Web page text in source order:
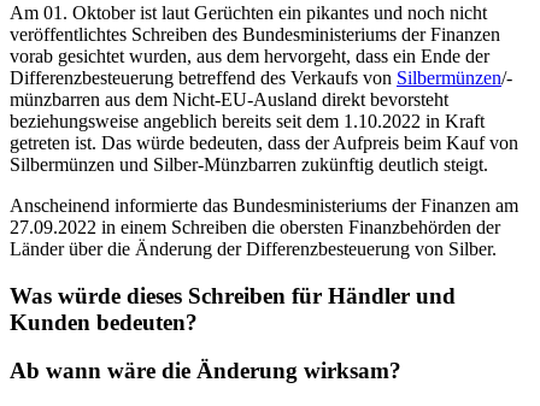
Am 01. Oktober ist laut Gerüchten ein pikantes und noch nicht
veröffentlichtes Schreiben des Bundesministeriums der Finanzen
vorab gesichtet wurden, aus dem hervorgeht, dass ein Ende der
Differenzbesteuerung betreffend des Verkaufs von Silbermünzen/-
münzbarren aus dem Nicht-EU-Ausland direkt bevorsteht
beziehungsweise angeblich bereits seit dem 1.10.2022 in Kraft
getreten ist. Das würde bedeuten, dass der Aufpreis beim Kauf von
Silbermünzen und Silber-Münzbarren zukünftig deutlich steigt.
Anscheinend informierte das Bundesministeriums der Finanzen am
27.09.2022 in einem Schreiben die obersten Finanzbehörden der
Länder über die Änderung der Differenzbesteuerung von Silber.
Was würde dieses Schreiben für Händler und
Kunden bedeuten?
Ab wann wäre die Änderung wirksam?